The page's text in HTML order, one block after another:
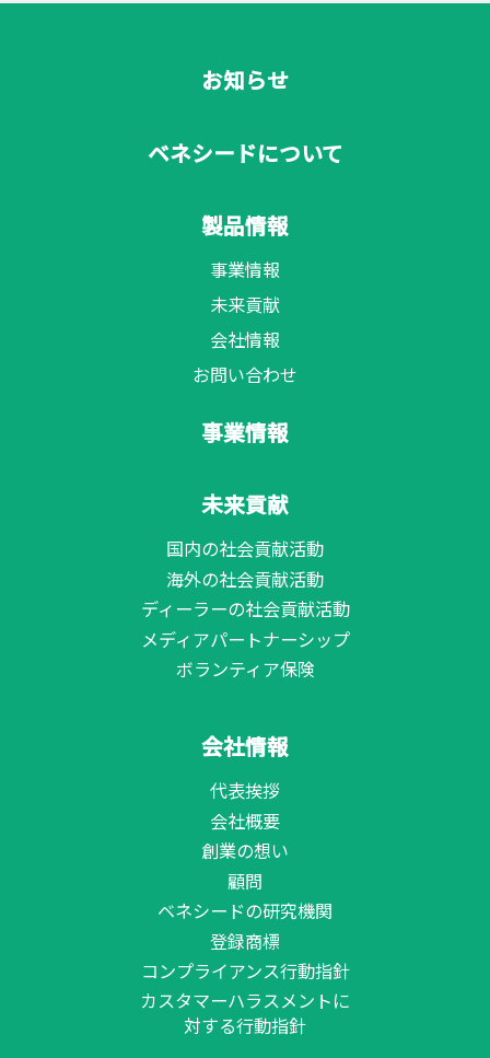
お知らせ
ベネシードについて
製品情報
事業情報
未来貢献
会社情報
お問い合わせ
事業情報
未来貢献
国内の社会貢献活動
海外の社会貢献活動
ディーラーの社会貢献活動
メディアパートナーシップ
ボランティア保険
会社情報
代表挨拶
会社概要
創業の想い
顧問
ベネシードの研究機関
登録商標
コンプライアンス行動指針
カスタマーハラスメントに
対する行動指針